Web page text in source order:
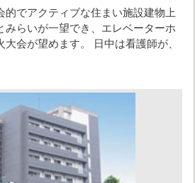
的でアクティブな住まい施設建物上
みらいが一望でき、エレベーターホ
会が望めます。 日中は看護師が、